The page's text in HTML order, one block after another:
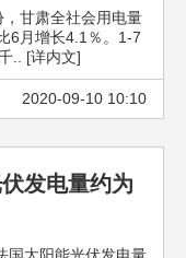
甘肃全社会用电量
6月增长4.1％。1-7
.. [详内文]
2020-09-10 10:10
发电量约为